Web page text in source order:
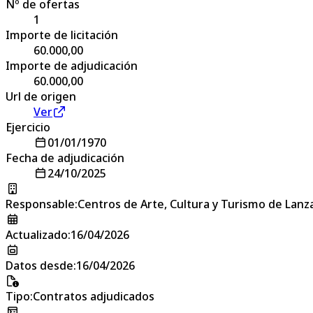
Nº de ofertas
1
Importe de licitación
60.000,00
Importe de adjudicación
60.000,00
Url de origen
Ver
Ejercicio
01/01/1970
Fecha de adjudicación
24/10/2025
Responsable:Centros de Arte, Cultura y Turismo de
Actualizado:16/04/2026
Datos desde:16/04/2026
Tipo:Contratos adjudicados